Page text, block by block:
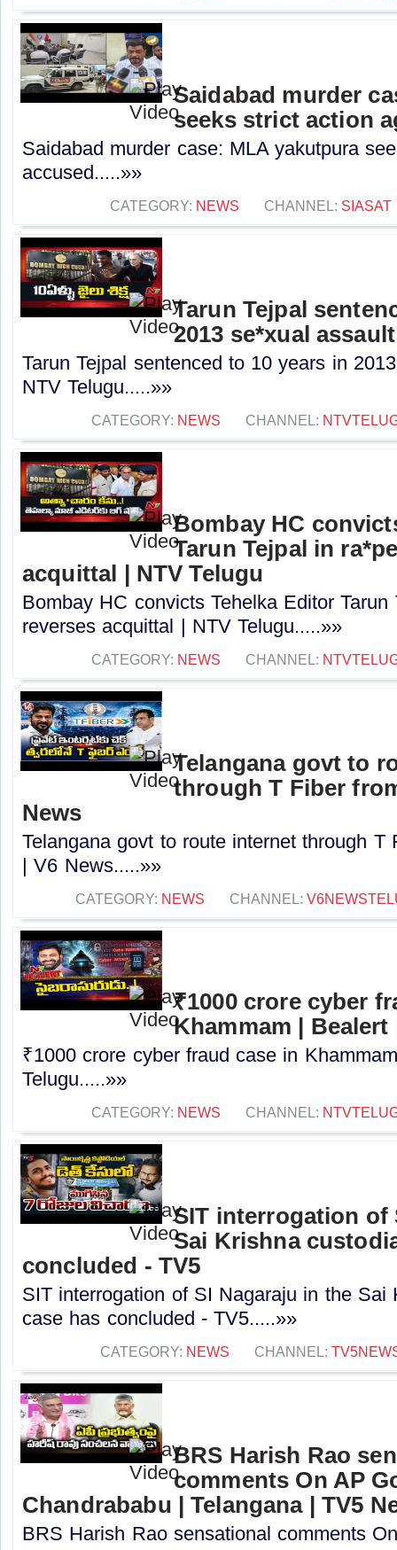
Saidabad murder
seeks strict action
Saidabad murder case: MLA yakutpura
accused.....»»
CATEGORY: NEWS CHANNEL: SIASAT
Tarun Tejpal
2013 se*xual
Tarun Tejpal sentenced to 10 years in
NTV Telugu.....»»
CATEGORY: NEWS CHANNEL:
Bombay HC
Tarun Tejpal in
acquittal | NTV Telugu
Bombay HC convicts Tehelka Editor
reverses acquittal | NTV Telugu.....»»
CATEGORY: NEWS CHANNEL:
Telangana govt to
through T Fiber
News
Telangana govt to route internet through T
| V6 News.....»»
CATEGORY: NEWS CHANNEL:
₹1000 crore cyber
Khammam | Bealert
₹1000 crore cyber fraud case in
Telugu.....»»
CATEGORY: NEWS CHANNEL:
SIT interrogation of
Sai Krishna
concluded - TV5
SIT interrogation of SI Nagaraju in the Sai
case has concluded - TV5.....»»
CATEGORY: NEWS CHANNEL:
BRS Harish Rao
comments On AP
Chandrababu | Telangana | TV5
BRS Harish Rao sensational comments